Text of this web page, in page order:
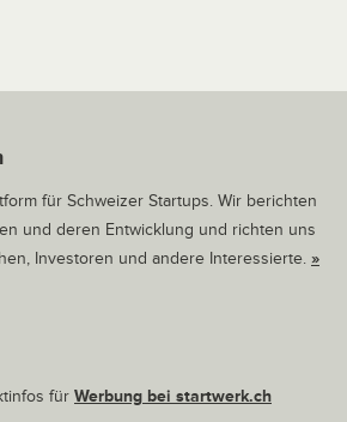
für Schweizer Startups. Wir berichten
und deren Entwicklung und richten uns
Investoren und andere Interessierte. »
für Werbung bei startwerk.ch